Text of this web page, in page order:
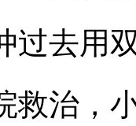
过去用
救治，